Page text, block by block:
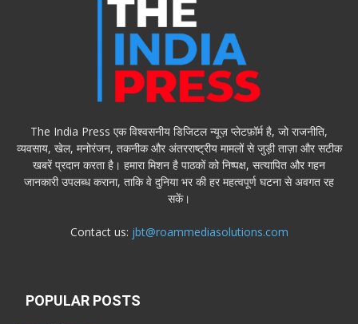
The India Press एक विश्वसनीय डिजिटल न्यूज़ प्लेटफ़ॉर्म है, जो राजनीति,
व्यवसाय, खेल, मनोरंजन, तकनीक और अंतरराष्ट्रीय मामलों से जुड़ी ताज़ा और सटीक
खबरें प्रदान करता है। हमारा मिशन है पाठकों को निष्पक्ष, सत्यापित और गहन
जानकारी उपलब्ध कराना, ताकि वे दुनिया भर की हर महत्वपूर्ण घटना से अवगत रह
सकें।
Contact us: jbt@roammediasolutions.com
POPULAR POSTS